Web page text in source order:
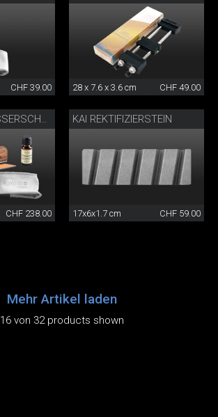
CHF 39.00 28 x 7.6 x 3.6 cm CHF 49.00
PRÄZISIONSMESSERSCHÄRFER MIT PFLEGESET
CHF 238.00
KAI REKTIFIZIERSTEIN
17x6x1.7 cm CHF 59.00
Mehr Artikel laden
16 von 32 products shown